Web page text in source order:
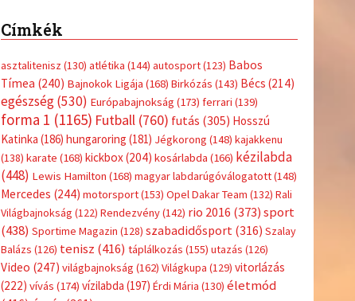
Címkék
asztalitenisz (130) atlétika (144) autosport(123) Babos
Tímea (240) Bajnokok Ligája (168) Birkózás (143) Bécs (214)
egészség(530) Európabajnokság (173) ferrari (139)
forma 1 (1165) Futball(760) futás (305) Hosszú
Katinka (186) hungaroring (181) Jégkorong (148) kajakkenu
(138) karate (168) kickbox(204) kosárlabda (166) kézilabda
(448) Lewis Hamilton (168) magyar labdarúgóválogatott(148)
Mercedes (244) motorsport(153) Opel Dakar Team (132) Rali
Világbajnokság (122) Rendezvény(142) rio 2016 (373) sport
(438) Sportime Magazin (128) szabadidősport (316) Szalay
Balázs (126) tenisz (416) táplálkozás (155) utazás (126)
Video (247) világbajnokság (162) Világkupa (129) vitorlázás
(222) vívás (174) vízilabda (197) Érdi Mária (130) életmód